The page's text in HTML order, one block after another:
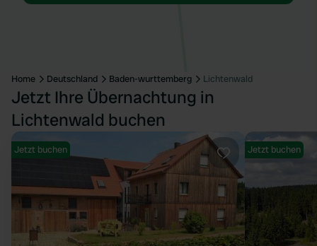
Home Deutschland Baden-wurttemberg Lichtenwald
Jetzt Ihre Übernachtung in
Lichtenwald buchen
Favorit
Jetzt buchen Jetzt buchen